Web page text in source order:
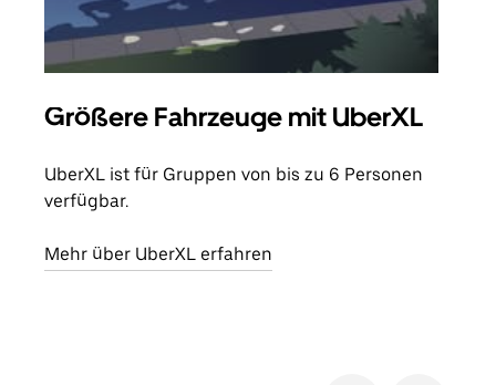
Größere Fahrzeuge mit UberXL
UberXL ist für Gruppen von bis zu 6 Personen
verfügbar.
Mehr über UberXL erfahren